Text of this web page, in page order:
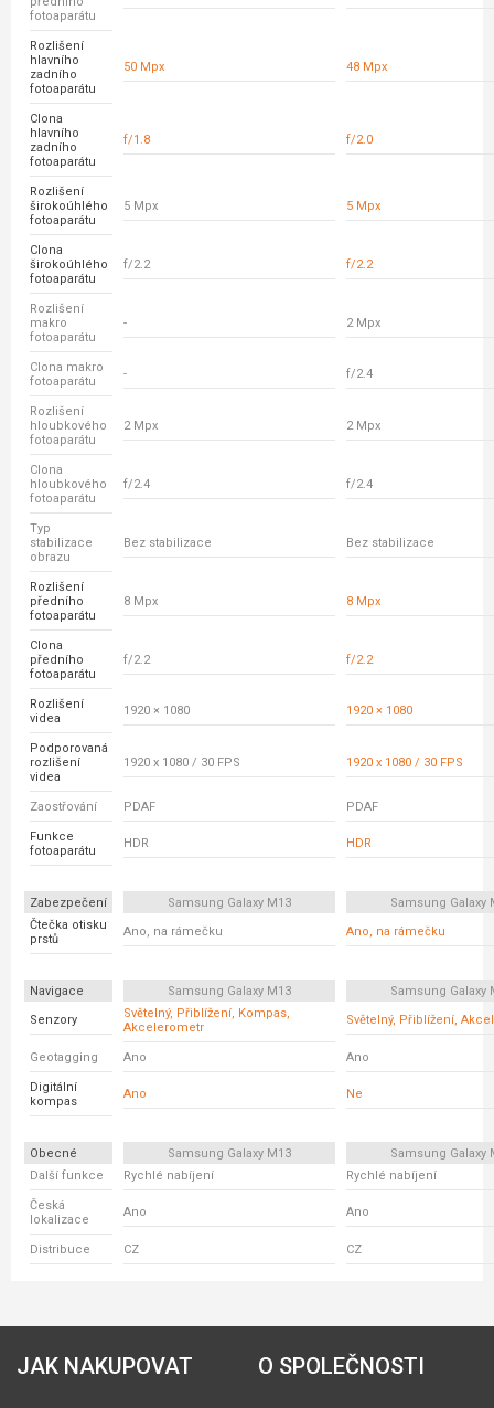
fotoaparátu
Rozlišení
hlavního
zadního
fotoaparátu
50 Mpx 48 Mpx
Clona
hlavního
zadního
fotoaparátu
f/1.8 f/2.0
Rozlišení
širokoúhlého
fotoaparátu
5 Mpx 5 Mpx
Clona
širokoúhlého
fotoaparátu
f/2.2 f/2.2
Rozlišení
makro
fotoaparátu
- 2 Mpx
Clona makro
fotoaparátu
- f/2.4
Rozlišení
hloubkového
fotoaparátu
2 Mpx 2 Mpx
Clona
hloubkového
fotoaparátu
f/2.4 f/2.4
Typ
stabilizace
obrazu
Bez stabilizace Bez stabilizace
Rozlišení
předního
fotoaparátu
8 Mpx 8 Mpx
Clona
předního
fotoaparátu
f/2.2 f/2.2
Rozlišení
videa
1920 × 1080 1920 × 1080
Podporovaná
rozlišení
videa
1920 x 1080 / 30 FPS 1920 x 1080 / 30 FPS
Zaostřování PDAF PDAF
Funkce
fotoaparátu
HDR HDR
Zabezpečení Samsung Galaxy M13
Samsung Galaxy
Čtečka otisku
prstů
Ano, na rámečku Ano, na rámečku
Navigace Samsung Galaxy M13
Samsung Galaxy
Senzory
Světelný, Přiblížení, Kompas,
Akcelerometr
Světelný, Přiblížení,
Geotagging Ano Ano
Digitální
kompas
Ano Ne
Obecné Samsung Galaxy M13
Samsung Galaxy
Další funkce
Rychlé nabíjení Rychlé nabíjení
Česká
lokalizace
Ano Ano
Distribuce CZ CZ
JAK NAKUPOVAT O SPOLEČNOSTI